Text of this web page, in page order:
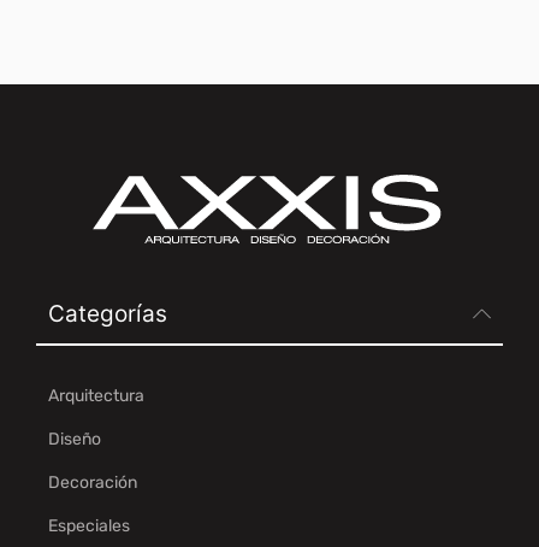
Categorías
Arquitectura
Diseño
Decoración
Especiales